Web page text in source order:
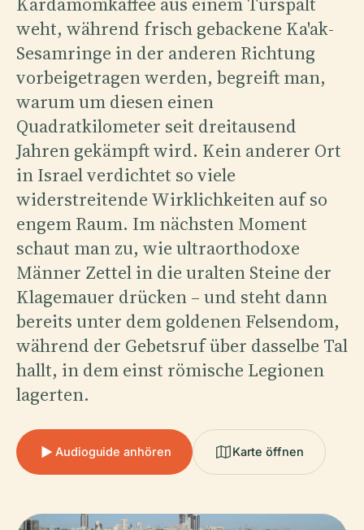
weht, während frisch gebackene Ka'ak-
Sesamringe in der anderen Richtung
vorbeigetragen werden, begreift man,
warum um diesen einen
Quadratkilometer seit dreitausend
Jahren gekämpft wird. Kein anderer Ort
in Israel verdichtet so viele
widerstreitende Wirklichkeiten auf so
engem Raum. Im nächsten Moment
schaut man zu, wie ultraorthodoxe
Männer Zettel in die uralten Steine der
Klagemauer drücken – und steht dann
bereits unter dem goldenen Felsendom,
während der Gebetsruf über dasselbe Tal
hallt, in dem einst römische Legionen
lagerten.
Audioguide anhören Karte öffnen